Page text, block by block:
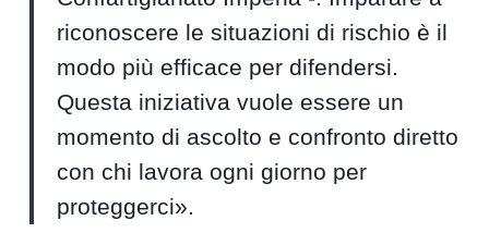
riconoscere le situazioni di rischio è il
modo più efficace per difendersi.
Questa iniziativa vuole essere un
momento di ascolto e confronto diretto
con chi lavora ogni giorno per
proteggerci».